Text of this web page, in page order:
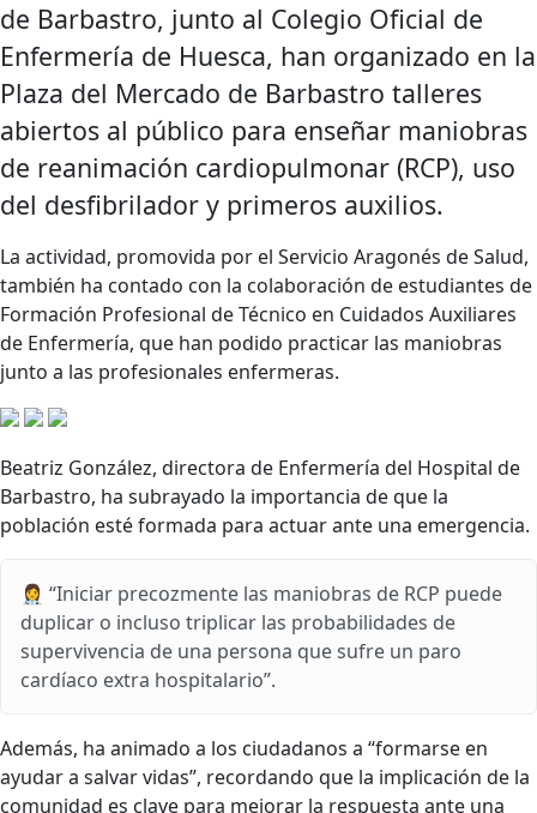
de Barbastro, junto al Colegio Oficial de
Enfermería de Huesca, han organizado en la
Plaza del Mercado de Barbastro talleres
abiertos al público para enseñar maniobras
de reanimación cardiopulmonar (RCP), uso
del desfibrilador y primeros auxilios.
La actividad, promovida por el Servicio Aragonés de Salud,
también ha contado con la colaboración de estudiantes de
Formación Profesional de Técnico en Cuidados Auxiliares
de Enfermería, que han podido practicar las maniobras
junto a las profesionales enfermeras.
Beatriz González, directora de Enfermería del Hospital de
Barbastro, ha subrayado la importancia de que la
población esté formada para actuar ante una emergencia.
👩‍⚕️ “Iniciar precozmente las maniobras de RCP puede
duplicar o incluso triplicar las probabilidades de
supervivencia de una persona que sufre un paro
cardíaco extra hospitalario”.
Además, ha animado a los ciudadanos a “formarse en
ayudar a salvar vidas”, recordando que la implicación de la
comunidad es clave para mejorar la respuesta ante una